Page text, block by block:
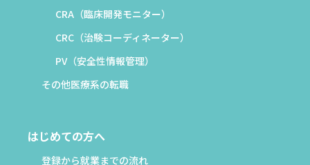
CRA（臨床開発モニター）
CRC（治験コーディネーター）
PV（安全性情報管理）
その他医療系の転職
はじめての方へ
登録から就業までの流れ